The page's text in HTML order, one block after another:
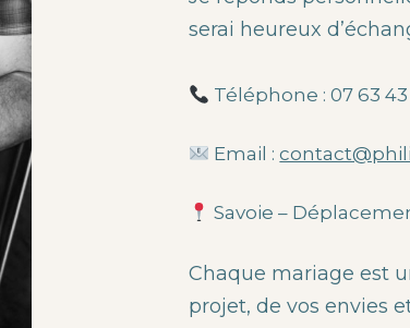
serai heureux
Téléphone : 07 63
Email :
Savoie –
Chaque mariage est
projet, de vos envies